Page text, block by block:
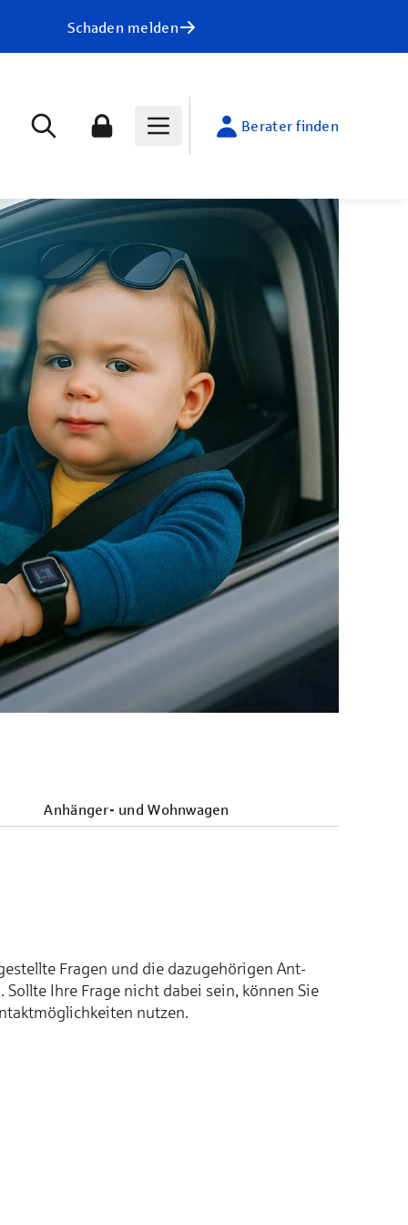
Schaden melden
Berater finden
Anhänger- und Wohnwagen
Fra­gen und die dazu­ge­hörigen Ant­
Ihre Frage nicht dabei sein, können Sie
nutzen.